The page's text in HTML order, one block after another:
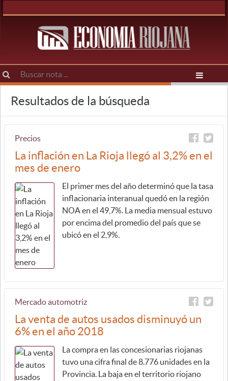
Resultados de la búsqueda
Precios
La inflación en La Rioja llegó al 3,2% en el
mes de enero
El primer mes del año determinó que la tasa
inflacionaria interanual quedó en la región
NOA en el 49,7%. La media mensual estuvo
por encima del promedio del país que se
ubicó en el 2,9%.
Mercado automotriz
La venta de autos usados disminuyó un
6% en el año 2018
La compra en las concesionarias riojanas
tuvo una cifra final de 8.776 unidades en la
Provincia. La baja en el territorio riojano